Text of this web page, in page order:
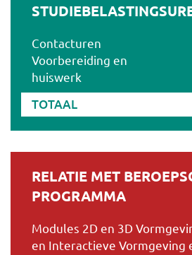
Contacturen
Voorbereiding en
huiswerk
TOTAAL
RELATIE MET
PROGRAMMA
Modules 2D en 3D
en Interactieve Vormgeving